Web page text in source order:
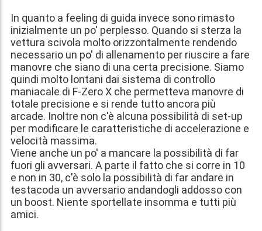
In quanto a feeling di guida invece sono rimasto
inizialmente un po' perplesso. Quando si sterza la
vettura scivola molto orizzontalmente rendendo
necessario un po' di allenamento per riuscire a fare
manovre che siano di una certa precisione. Siamo
quindi molto lontani dai sistema di controllo
maniacale di F-Zero X che permetteva manovre di
totale precisione e si rende tutto ancora più
arcade. Inoltre non c'è alcuna possibilità di set-up
per modificare le caratteristiche di accelerazione e
velocità massima.
Viene anche un po' a mancare la possibilità di far
fuori gli avversari. A parte il fatto che si corre in 10
e non in 30, c'è solo la possibilità di far andare in
testacoda un avversario andandogli addosso con
un boost. Niente sportellate insomma e tutti più
amici.